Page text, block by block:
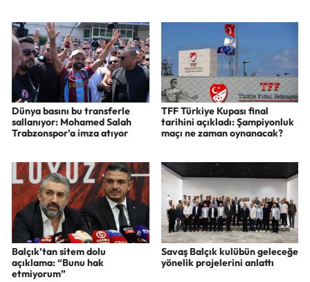
Dünya basını bu transferle
sallanıyor: Mohamed Salah
Trabzonspor'a imza atıyor
TFF Türkiye Kupası final
tarihini açıkladı: Şampiyonluk
maçı ne zaman oynanacak?
Balçık’tan sitem dolu
açıklama: “Bunu hak
etmiyorum”
Savaş Balçık kulübün geleceğe
yönelik projelerini anlattı